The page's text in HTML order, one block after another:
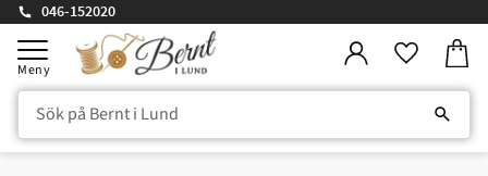
Meny
046-152020